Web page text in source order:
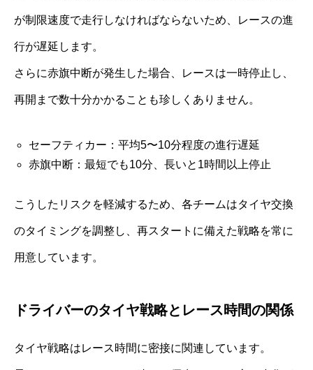
が制限速度で走行しなければならないため、レースの進
行が遅延します。
さらに赤旗中断が発生した場合、レースは一時停止し、
再開まで数十分かかることも珍しくありません。
セーフティカー：平均5〜10分程度の進行遅延
赤旗中断：最短でも10分、長いと1時間以上停止
こうしたリスクを軽減するため、各チームはタイヤ交換
のタイミングを調整し、再スタートに備えた戦略を常に
用意しています。
ドライバーのタイヤ戦略とレース時間の関係
タイヤ戦略はレース時間に密接に関連しています。